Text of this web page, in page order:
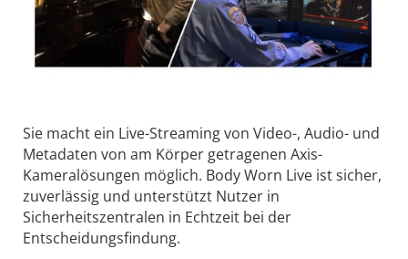
Sie macht ein Live-Streaming von Video-, Audio- und
Metadaten von am Körper getragenen Axis-
Kameralösungen möglich. Body Worn Live ist sicher,
zuverlässig und unterstützt Nutzer in
Sicherheitszentralen in Echtzeit bei der
Entscheidungsfindung.